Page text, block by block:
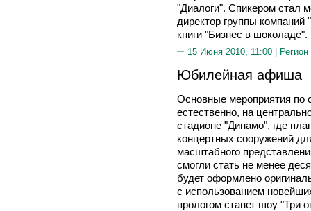
"Диалоги". Спикером стал
директор группы
книги "Бизнес в шоколаде".
15 Июня 2010, 11:00 |
Юбилейная афиша
Основные мероприятия по
естественно, на
стадионе "Динамо", где
концертных сооружений
масштабного
смогли стать не менее
будет оформлено
с использованием
прологом станет шоу "Три